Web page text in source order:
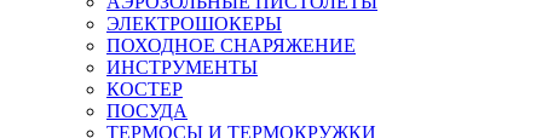
ЭЛЕКТРОШОКЕРЫ
ПОХОДНОЕ СНАРЯЖЕНИЕ
ИНСТРУМЕНТЫ
КОСТЕР
ПОСУДА
ТЕРМОСЫ И ТЕРМОКРУЖКИ